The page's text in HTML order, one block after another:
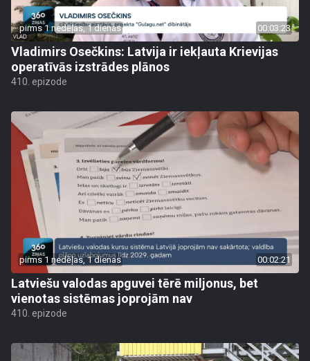
pirms 1 nedēļas, 1 dienas 00:03:23
Vladimirs Osečkins: Latvija ir iekļauta Krievijas
operatīvās izstrādes plānos
410. epizode
pirms 1 nedēļas, 1 dienas 00:02:21
Latviešu valodas apguvei tērē miljonus, bet
vienotas sistēmas joprojām nav
410. epizode